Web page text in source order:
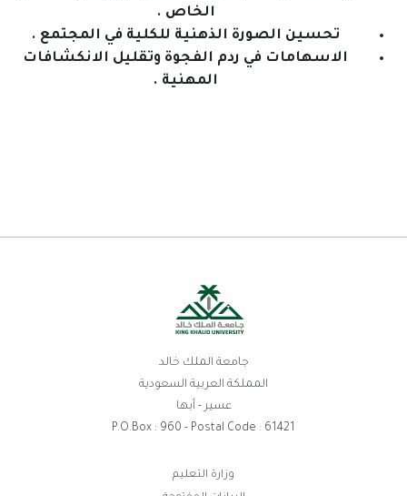
الخاص .
تحسين الصورة الذهنية للكلية في المجتمع .
الاسهامات في ردم الفجوة وتقليل الانكشافات
المهنية .
جامعة الملك خالد
المملكة العربية السعودية
عسير - أبها
P.O.Box : 960 - Postal Code : 61421
وزارة التعليم